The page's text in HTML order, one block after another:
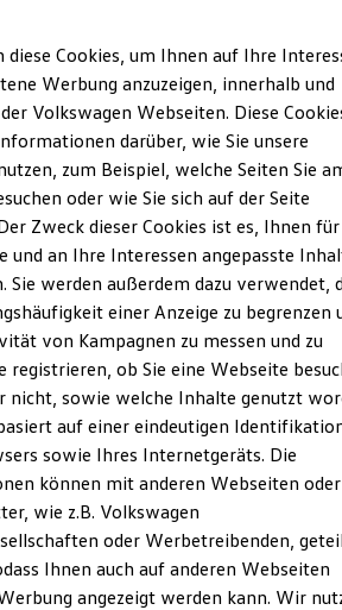
Special
Pflege & Inspektion
anfragen
Vorteile bei Volkswagen Nutzfahrzeuge
Service
& Reifen Service
und Pannenhilfe
& Apps
App
für Ihren ID. Buzz
für Ihren Transporter/Caravelle
für Ihren Amarok
für andere Modelle
Pro
Interface Data
Pathfinder
Software Updates
Besitzer
und Sicherheitssysteme
und Ölverdünnung
Betriebsflüssigkeiten
und Lifestyle Produkte
Ansprechpartner
vereinbaren
im
diese Cookies, um Ihnen auf Ihre
Werbung anzuzeigen, innerhalb und
Volkswagen Webseiten. Diese
darüber, wie Sie unsere
zum Beispiel, welche Seiten Sie
oder wie Sie sich auf der Seite
Zweck dieser Cookies ist es, Ihnen für
und an Ihre Interessen angepasste
Sie werden außerdem dazu verwendet,
einer Anzeige zu begrenzen
von Kampagnen zu messen und zu
registrieren, ob Sie eine Webseite
nicht, sowie welche Inhalte genutzt
auf einer eindeutigen
sowie Ihres Internetgeräts. Die
können mit anderen Webseiten oder
wie z.B. Volkswagen
oder Werbetreibenden,
Ihnen auch auf anderen Webseiten
angezeigt werden kann. Wir